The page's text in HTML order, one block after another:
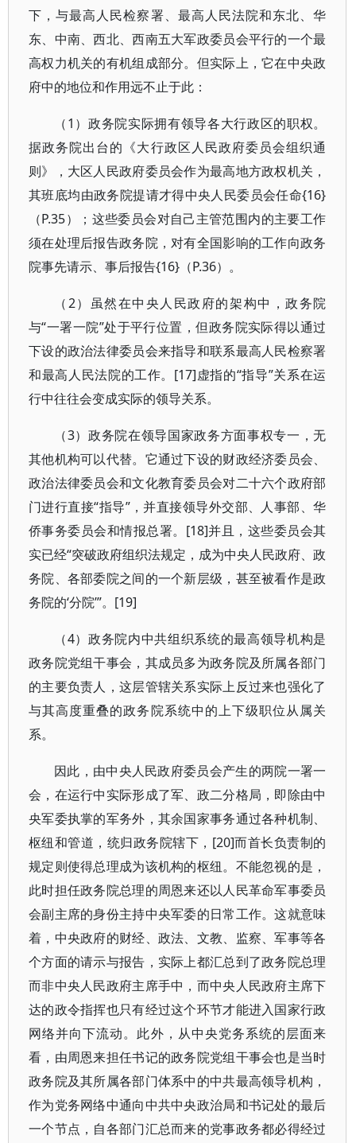
下，与最高人民检察署、最高人民法院和东北、华
东、中南、西北、西南五大军政委员会平行的一个最
高权力机关的有机组成部分。但实际上，它在中央政
府中的地位和作用远不止于此：
（1）政务院实际拥有领导各大行政区的职权。
据政务院出台的《大行政区人民政府委员会组织通
则》，大区人民政府委员会作为最高地方政权机关，
其班底均由政务院提请才得中央人民委员会任命{16}
（P.35）；这些委员会对自己主管范围内的主要工作
须在处理后报告政务院，对有全国影响的工作向政务
院事先请示、事后报告{16}（P.36）。
（2）虽然在中央人民政府的架构中，政务院
与“一署一院”处于平行位置，但政务院实际得以通过
下设的政治法律委员会来指导和联系最高人民检察署
和最高人民法院的工作。[17]虚指的“指导”关系在运
行中往往会变成实际的领导关系。
（3）政务院在领导国家政务方面事权专一，无
其他机构可以代替。它通过下设的财政经济委员会、
政治法律委员会和文化教育委员会对二十六个政府部
门进行直接“指导”，并直接领导外交部、人事部、华
侨事务委员会和情报总署。[18]并且，这些委员会其
实已经“突破政府组织法规定，成为中央人民政府、政
务院、各部委院之间的一个新层级，甚至被看作是政
务院的‘分院’”。[19]
（4）政务院内中共组织系统的最高领导机构是
政务院党组干事会，其成员多为政务院及所属各部门
的主要负责人，这层管辖关系实际上反过来也强化了
与其高度重叠的政务院系统中的上下级职位从属关
系。
因此，由中央人民政府委员会产生的两院一署一
会，在运行中实际形成了军、政二分格局，即除由中
央军委执掌的军务外，其余国家事务通过各种机制、
枢纽和管道，统归政务院辖下，[20]而首长负责制的
规定则使得总理成为该机构的枢纽。不能忽视的是，
此时担任政务院总理的周恩来还以人民革命军事委员
会副主席的身份主持中央军委的日常工作。这就意味
着，中央政府的财经、政法、文教、监察、军事等各
个方面的请示与报告，实际上都汇总到了政务院总理
而非中央人民政府主席手中，而中央人民政府主席下
达的政令指挥也只有经过这个环节才能进入国家行政
网络并向下流动。此外，从中央党务系统的层面来
看，由周恩来担任书记的政务院党组干事会也是当时
政务院及其所属各部门体系中的中共最高领导机构，
作为党务网络中通向中共中央政治局和书记处的最后
一个节点，自各部门汇总而来的党事政务都必得经过